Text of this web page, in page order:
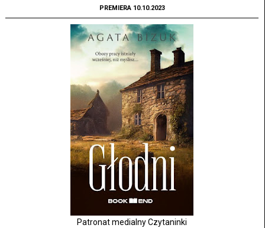
PREMIERA 10.10.2023
Patronat medialny Czytaninki